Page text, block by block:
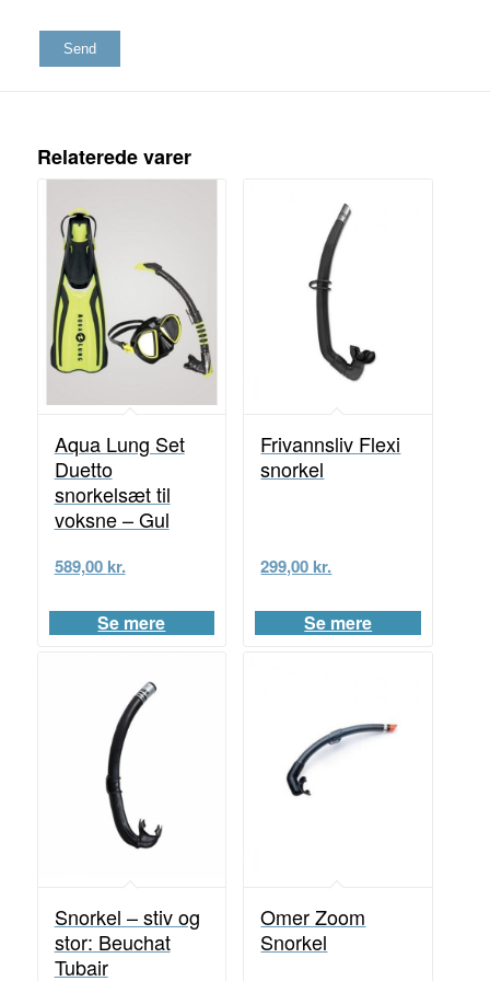
Relaterede varer
Aqua Lung Set
Duetto
snorkelsæt til
voksne – Gul
589,00 kr.
Se mere
Frivannsliv Flexi
snorkel
299,00 kr.
Se mere
Snorkel – stiv og
stor: Beuchat
Tubair
Omer Zoom
Snorkel